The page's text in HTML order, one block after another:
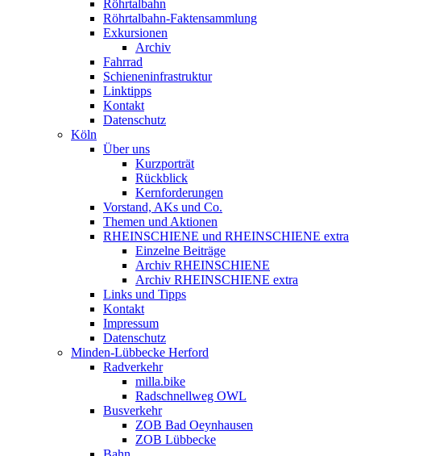
Röhrtalbahn
Röhrtalbahn-Faktensammlung
Exkursionen
Archiv
Fahrrad
Schieneninfrastruktur
Linktipps
Kontakt
Datenschutz
Köln
Über uns
Kurzporträt
Rückblick
Kernforderungen
Vorstand, AKs und Co.
Themen und Aktionen
RHEINSCHIENE und RHEINSCHIENE extra
Einzelne Beiträge
Archiv RHEINSCHIENE
Archiv RHEINSCHIENE extra
Links und Tipps
Kontakt
Impressum
Datenschutz
Minden-Lübbecke Herford
Radverkehr
milla.bike
Radschnellweg OWL
Busverkehr
ZOB Bad Oeynhausen
ZOB Lübbecke